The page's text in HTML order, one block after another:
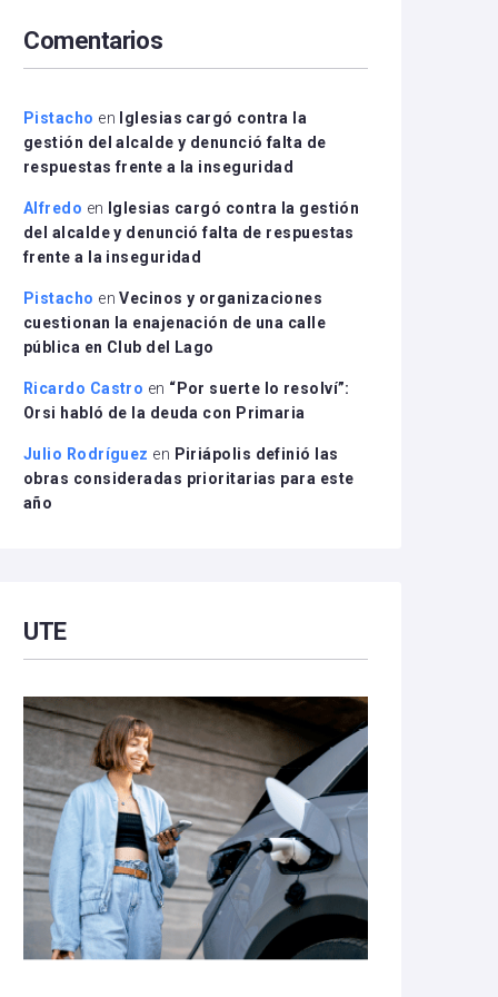
disminuir
el
Comentarios
Pistacho en
Iglesias cargó contra la
gestión del alcalde y denunció falta de
respuestas frente a la inseguridad
Alfredo en
Iglesias cargó contra la gestión
del alcalde y denunció falta de respuestas
frente a la inseguridad
Pistacho enVecinos y organizaciones
cuestionan la enajenación de una calle
pública en Club del Lago
Ricardo Castro en “Por suerte lo resolví”:
Orsi habló de la deuda con Primaria
Julio Rodríguez en Piriápolis definió las
obras consideradas prioritarias para este
año
UTE